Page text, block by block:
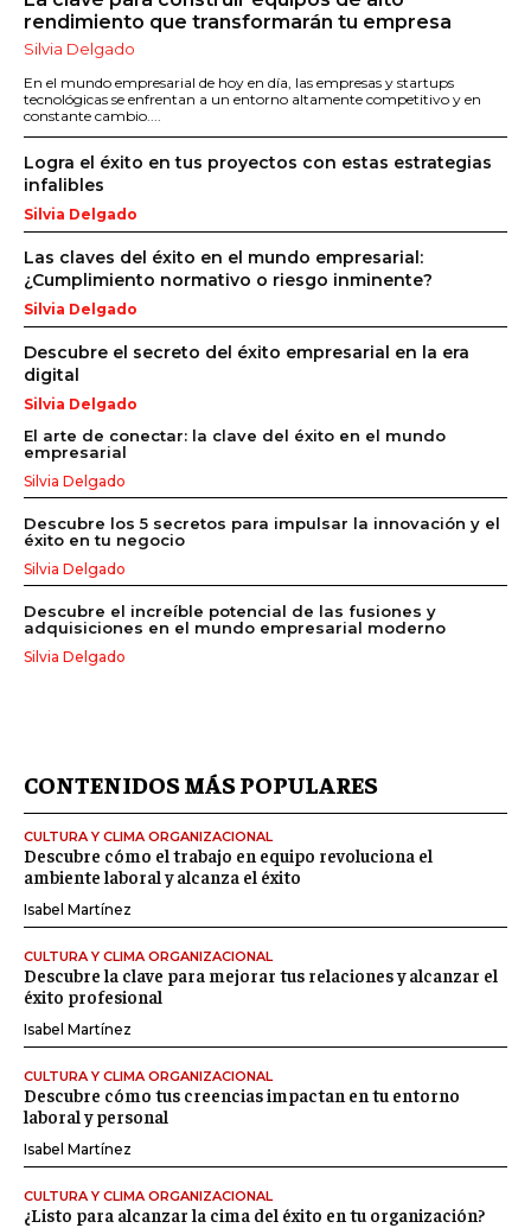
rendimiento que transformarán tu empresa
Silvia Delgado
En el mundo empresarial de hoy en día, las empresas y startups
tecnológicas se enfrentan a un entorno altamente competitivo y en
constante cambio....
Logra el éxito en tus proyectos con estas estrategias
infalibles
Silvia Delgado
Las claves del éxito en el mundo empresarial:
¿Cumplimiento normativo o riesgo inminente?
Silvia Delgado
Descubre el secreto del éxito empresarial en la era
digital
Silvia Delgado
El arte de conectar: la clave del éxito en el mundo
empresarial
Silvia Delgado
Descubre los 5 secretos para impulsar la innovación y el
éxito en tu negocio
Silvia Delgado
Descubre el increíble potencial de las fusiones y
adquisiciones en el mundo empresarial moderno
Silvia Delgado
CONTENIDOS MÁS POPULARES
CULTURA Y CLIMA ORGANIZACIONAL
Descubre cómo el trabajo en equipo revoluciona el
ambiente laboral y alcanza el éxito
Isabel Martínez
CULTURA Y CLIMA ORGANIZACIONAL
Descubre la clave para mejorar tus relaciones y alcanzar el
éxito profesional
Isabel Martínez
CULTURA Y CLIMA ORGANIZACIONAL
Descubre cómo tus creencias impactan en tu entorno
laboral y personal
Isabel Martínez
CULTURA Y CLIMA ORGANIZACIONAL
¿Listo para alcanzar la cima del éxito en tu organización?